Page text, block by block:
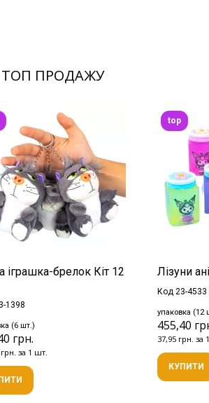
ТОП ПРОДАЖУ
іграшка-брелок Кіт 12
1398
(6 шт.)
грн.
за 1 шт.
Лізуни
Код 23-4533
упаковка (12
455,40
37,95 грн. за
top
КУПИТИ